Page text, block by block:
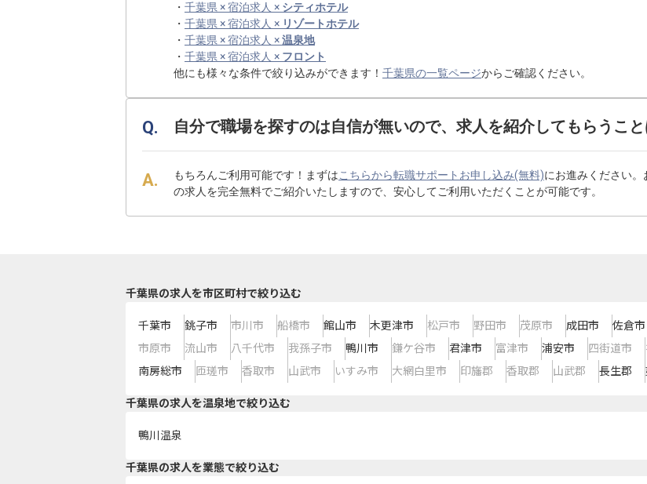
・ 千葉県 × 宿泊求人 × シティホテル
・ 千葉県 × 宿泊求人 × リゾートホテル
・ 千葉県 × 宿泊求人 ×温泉地
・ 千葉県 × 宿泊求人 × フロント
他にも様々な条件で絞り込みができます！ 千葉県の一覧ページからご確認ください。
自分で職場を探すのは自信が無いので、求人を紹介してもらうこ
もちろんご利用可能です！まずはこちらから転職サポートお申し込み(無料)にお進みください。
の求人を完全無料でご紹介いたしますので、安心してご利用いただくことが可能です。
千葉県の求人を市区町村で絞り込む
千葉市 銚子市 市川市 船橋市 館山市 木更津市 松戸市 野田市 茂原市 成田市 佐倉市
市原市
流山市 八千代市 我孫子市 鴨川市 鎌ケ谷市 君津市 富津市 浦安市 四街道市
南房総市
匝瑳市 香取市 山武市 いすみ市 大網白里市 印旛郡 香取郡 山武郡 長生郡
千葉県の求人を温泉地で絞り込む
鴨川温泉
千葉県の求人を業態で絞り込む